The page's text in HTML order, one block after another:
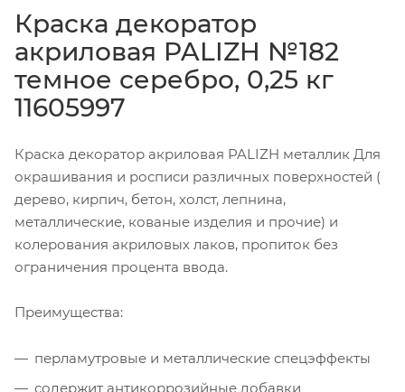
Краска декоратор
акриловая PALIZH №182
темное серебро, 0,25 кг
11605997
Краска декоратор акриловая PALIZH металлик Для
окрашивания и росписи различных поверхностей (
дерево, кирпич, бетон, холст, лепнина,
металлические, кованые изделия и прочие) и
колерования акриловых лаков, пропиток без
ограничения процента ввода.
Преимущества:
перламутровые и металлические спецэффекты
содержит антикоррозийные добавки